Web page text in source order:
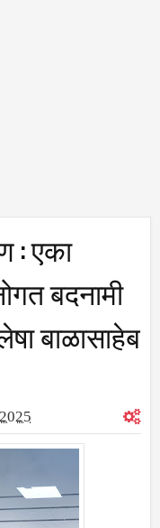
: एका
बदनामी
बाळासाहेब